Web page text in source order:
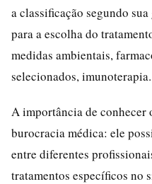
a classificação segundo
para a escolha do
medidas ambientais,
selecionados, imunoterapia.
A importância de conhecer
burocracia médica: ele
entre diferentes
tratamentos específicos no